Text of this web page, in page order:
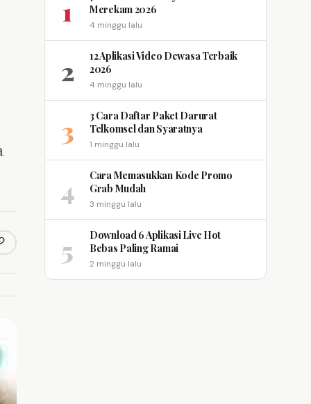
link
1
Merekam 2026
4 minggu lalu
2
12 Aplikasi Video Dewasa Terbaik
2026
4 minggu lalu
3
3 Cara Daftar Paket Darurat
Telkomsel dan Syaratnya
1 minggu lalu
4
Cara Memasukkan Kode Promo
Grab Mudah
3 minggu lalu
5
Download 6 Aplikasi Live Hot
Bebas Paling Ramai
2 minggu lalu